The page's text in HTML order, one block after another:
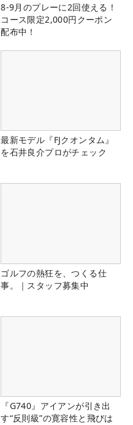
8-9月のプレーに2回使える！
コース限定2,000円クーポン
配布中！
最新モデル『FJクオンタム』
を石井良介プロがチェック
ゴルフの熱狂を、つくる仕
事。｜スタッフ募集中
『G740』アイアンが引き出
す“反則級”の寛容性と飛びは